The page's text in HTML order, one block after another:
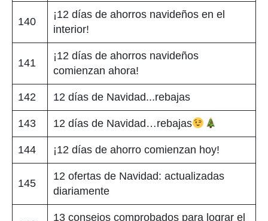
140
¡12 días de ahorros navideños en el
interior!
141
¡12 días de ahorros navideños
comienzan ahora!
142 12 días de Navidad...rebajas
143 12 días de Navidad…rebajas
144 ¡12 días de ahorro comienzan hoy!
145
12 ofertas de Navidad: actualizadas
diariamente
13 consejos comprobados para lograr el